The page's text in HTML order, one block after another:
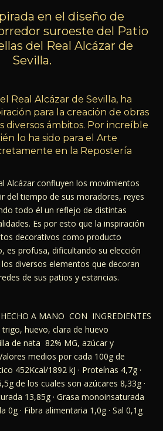
en el diseño de
suroeste del Patio
del Real Alcázar de
Sevilla.
Real Alcázar de Sevilla, ha
para la creación de obras
diversos ámbitos. Por increíble
lo ha sido para el Arte
en la Repostería
Alcázar confluyen los movimientos
del tiempo de sus moradores, reyes
todo él un reflejo de distintas
Es por esto que la inspiración
decorativos como producto
es profusa, dificultando su elección
diversos elementos que decoran
de sus patios y estancias.
HECHO A MANO CON INGREDIENTES
trigo, huevo, clara de huevo
de nata 82% MG, azúcar y
medios por cada 100g de
452Kcal/1892 kJ · Proteínas 4,7g ·
de los cuales son azúcares 8,33g ·
13,85g · Grasa monoinsaturada
0g · Fibra alimentaria 1,0g · Sal 0,1g